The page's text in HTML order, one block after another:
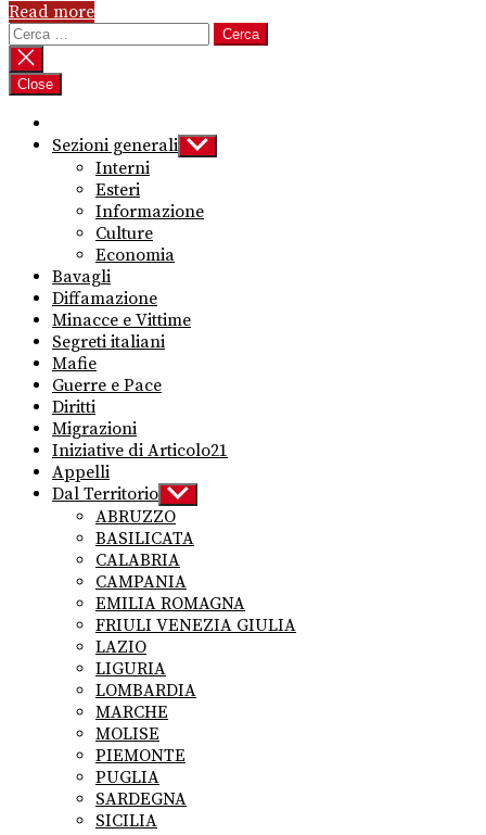
Read more
Ricerca
per:
Close
Sezioni generali Show
sub
Interni
Esteri
Informazione
Culture
Economia
Bavagli
Diffamazione
Minacce e Vittime
Segreti italiani
Mafie
Guerre e Pace
Diritti
Migrazioni
Iniziative di Articolo21
Appelli
Dal Territorio Show
sub
menu
ABRUZZO
BASILICATA
CALABRIA
CAMPANIA
EMILIA ROMAGNA
FRIULI VENEZIA GIULIA
LAZIO
LIGURIA
LOMBARDIA
MARCHE
MOLISE
PIEMONTE
PUGLIA
SARDEGNA
SICILIA